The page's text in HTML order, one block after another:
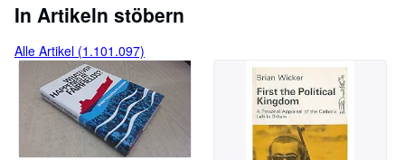
In Artikeln stöbern
Alle Artikel (1.101.097)